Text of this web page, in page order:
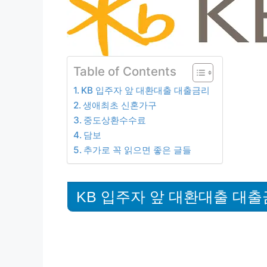
Table of Contents
KB 입주자 앞 대환대출 대출금리
생애최초 신혼가구
중도상환수수료
담보
추가로 꼭 읽으면 좋은 글들
KB 입주자 앞 대환대출 대출